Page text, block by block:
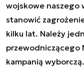
wojskowe naszego
stanowić
kilku lat. Należy
przewodniczącego
kampanią wyborczą.